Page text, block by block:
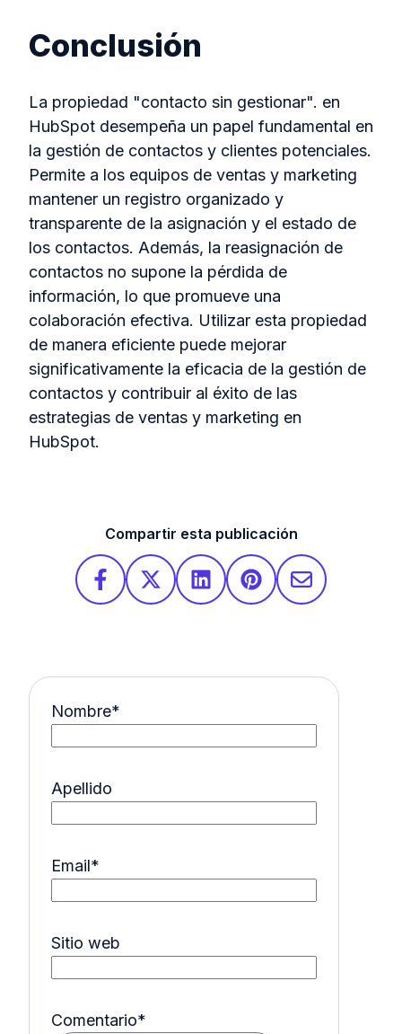
Conclusión
La propiedad "contacto sin gestionar". en
HubSpot desempeña un papel fundamental en
la gestión de contactos y clientes potenciales.
Permite a los equipos de ventas y marketing
mantener un registro organizado y
transparente de la asignación y el estado de
los contactos. Además, la reasignación de
contactos no supone la pérdida de
información, lo que promueve una
colaboración efectiva. Utilizar esta propiedad
de manera eficiente puede mejorar
significativamente la eficacia de la gestión de
contactos y contribuir al éxito de las
estrategias de ventas y marketing en
HubSpot.
Compartir esta publicación
Nombre*
Apellido
Email*
Sitio web
Comentario*